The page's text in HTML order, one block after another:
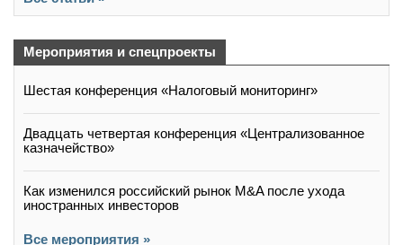
Мероприятия и спецпроекты
Шестая конференция «Налоговый мониторинг»
Двадцать четвертая конференция «Централизованное
казначейство»
Как изменился российский рынок M&A после ухода
иностранных инвесторов
Все мероприятия »